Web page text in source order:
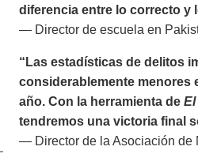
diferencia entre lo correcto y
— Director de escuela en
“Las estadísticas de delitos
considerablemente menores
año. Con la herramienta de El
tendremos una victoria final
— Director de la Asociación de